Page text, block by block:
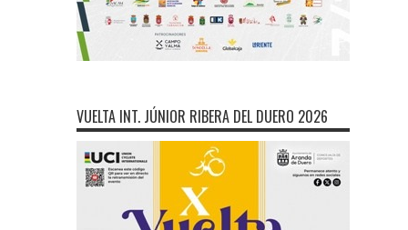
VUELTA INT. JÚNIOR RIBERA DEL DUERO 2026